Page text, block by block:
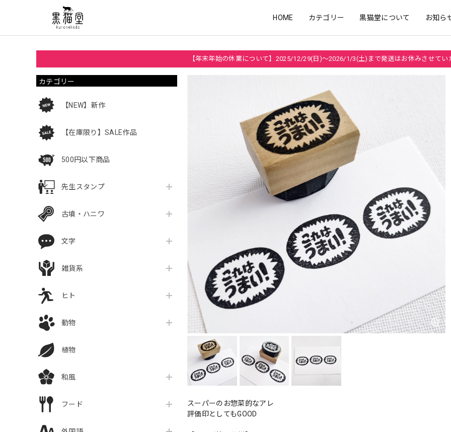
HOME カテゴリー 黒猫堂について お知ら
【年末年始の休業について】2025/12/29(日)～2026/1/3(土)まで発送はお休みさせてい
カテゴリー
【NEW】新作
【在庫限り】SALE作品
500円以下商品
先生スタンプ
古墳・ハニワ
文字
雑貨系
ヒト
動物
植物
和風
フード
スーパーのお惣菜的なアレ
評価印としてもGOOD